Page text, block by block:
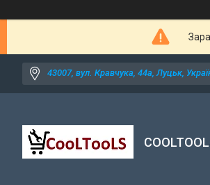
43007, вул. Кравчука, 44а, Луцьк,